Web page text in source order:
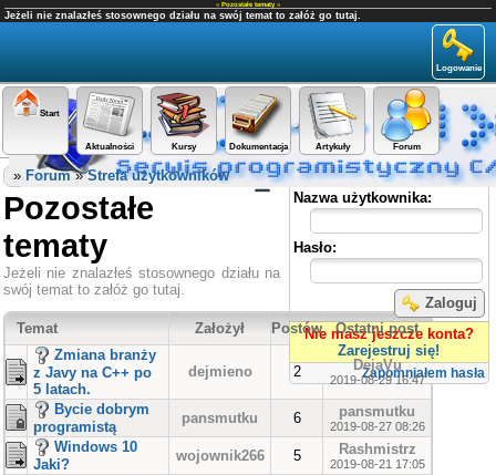
« Pozostałe tematy »
Jeżeli nie znalazłeś stosownego działu na swój temat to załóż go tutaj.
Logowanie
Start
Aktualności Kursy Dokumentacja Artykuły Forum
Panel użytkownika
Nazwa użytkownika:
Hasło:
Zaloguj
Nie masz jeszcze konta?
Zarejestruj się!
Zapomniałem hasła
» Forum»Strefa użytkowników
Pozostałe
tematy
Jeżeli nie znalazłeś stosownego działu na
swój temat to załóż go tutaj.
Temat Założył Postów
Ostatni post
Zmiana branży
z Javy na C++ po
5 latach.
dejmieno 2 DejaVu
2019-08-29 16:47
Bycie dobrym
programistą
pansmutku 6 pansmutku
2019-08-27 08:26
Windows 10
Jaki?
wojownik266 5 Rashmistrz
2019-08-21 17:05